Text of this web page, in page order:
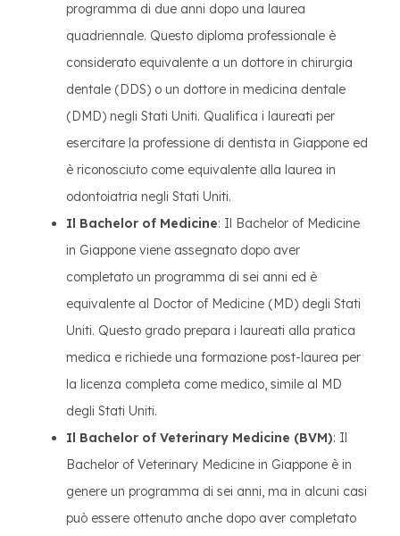
programma di due anni dopo una laurea
quadriennale. Questo diploma professionale è
considerato equivalente a un dottore in chirurgia
dentale (DDS) o un dottore in medicina dentale
(DMD) negli Stati Uniti. Qualifica i laureati per
esercitare la professione di dentista in Giappone ed
è riconosciuto come equivalente alla laurea in
odontoiatria negli Stati Uniti.
Il Bachelor of Medicine: Il Bachelor of Medicine
in Giappone viene assegnato dopo aver
completato un programma di sei anni ed è
equivalente al Doctor of Medicine (MD) degli Stati
Uniti. Questo grado prepara i laureati alla pratica
medica e richiede una formazione post-laurea per
la licenza completa come medico, simile al MD
degli Stati Uniti.
Il Bachelor of Veterinary Medicine (BVM): Il
Bachelor of Veterinary Medicine in Giappone è in
genere un programma di sei anni, ma in alcuni casi
può essere ottenuto anche dopo aver completato